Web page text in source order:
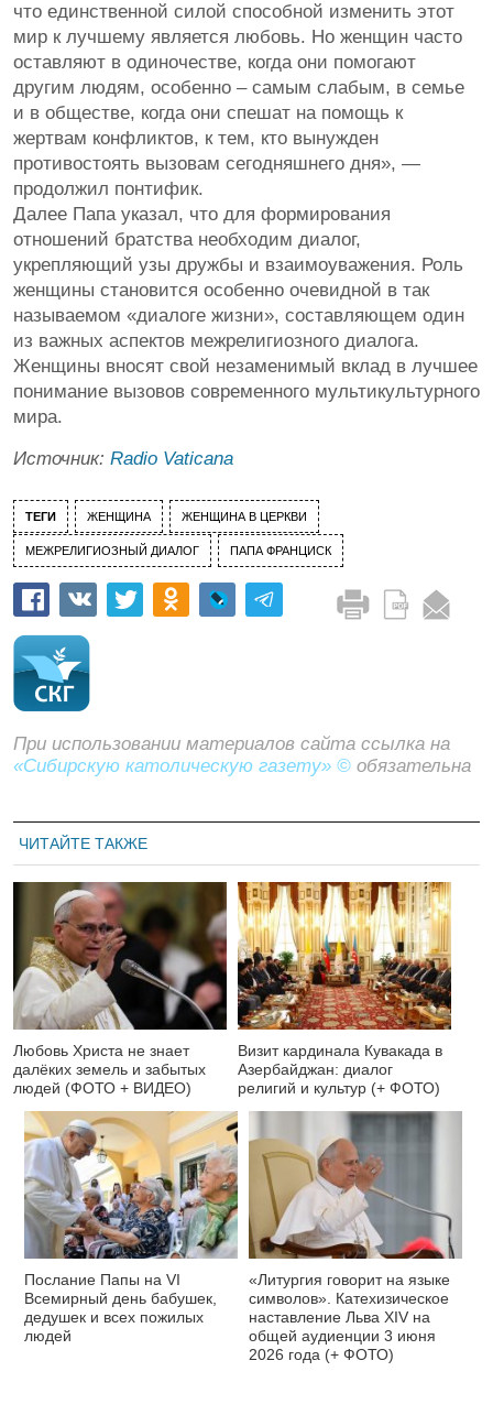
что единственной силой способной изменить этот
мир к лучшему является любовь. Но женщин часто
оставляют в одиночестве, когда они помогают
другим людям, особенно – самым слабым, в семье
и в обществе, когда они спешат на помощь к
жертвам конфликтов, к тем, кто вынужден
противостоять вызовам сегодняшнего дня», —
продолжил понтифик.
Далее Папа указал, что для формирования
отношений братства необходим диалог,
укрепляющий узы дружбы и взаимоуважения. Роль
женщины становится особенно очевидной в так
называемом «диалоге жизни», составляющем один
из важных аспектов межрелигиозного диалога.
Женщины вносят свой незаменимый вклад в лучшее
понимание вызовов современного мультикультурного
мира.
Источник: Radio Vaticana
ТЕГИ ЖЕНЩИНА ЖЕНЩИНА В ЦЕРКВИ
МЕЖРЕЛИГИОЗНЫЙ ДИАЛОГ ПАПА ФРАНЦИСК
При использовании материалов сайта ссылка на
«Сибирскую католическую газету» © обязательна
ЧИТАЙТЕ ТАКЖЕ
Любовь Христа не знает
далёких земель и забытых
людей (ФОТО + ВИДЕО)
Визит кардинала Кувакада в
Азербайджан: диалог
религий и культур (+ ФОТО)
Послание Папы на VI
Всемирный день бабушек,
дедушек и всех пожилых
людей
«Литургия говорит на языке
символов». Катехизическое
наставление Льва XIV на
общей аудиенции 3 июня
2026 года (+ ФОТО)